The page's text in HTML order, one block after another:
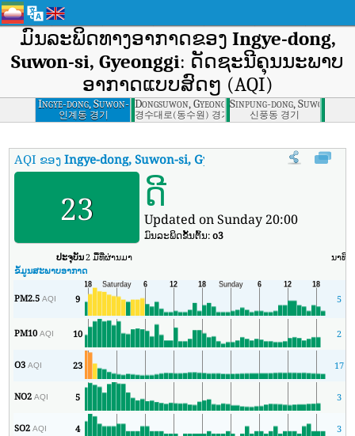
ມົນລະພິດທາງອາກາດຂອງ Ingye-dong,
Suwon-si, Gyeonggi: ດັດຊະນີຄຸນນະພາບ
ອາກາດແບບສົດໆ (AQI)
Ingye-dong, Suwon-
si, Gyeonggi
인계동 경기
Dongsuwon, Gyeonggi
경수대로(동수원) 경기
Sinpung-dong, Suwon-si,
신풍동 경기
AQI ຂອງIngye-dong, Suwon-si, Gyeonggi ດັດຊະນີຄຸນນະພາບອາກາ
23 ດີ
Updated on Sunday 20:00
ມົນລະພິດຂັ້ນຕົ້ນ:o3
ປະຈຸບັນ2 ມື້ທີ່ຜ່ານມາ ນາທີ
ຂໍ້ມູນສະພາບອາກາດ
PM2.5AQI 9 5
PM10AQI 10 2
O3AQI 23 17
NO2AQI 5 3
SO2AQI 4 3